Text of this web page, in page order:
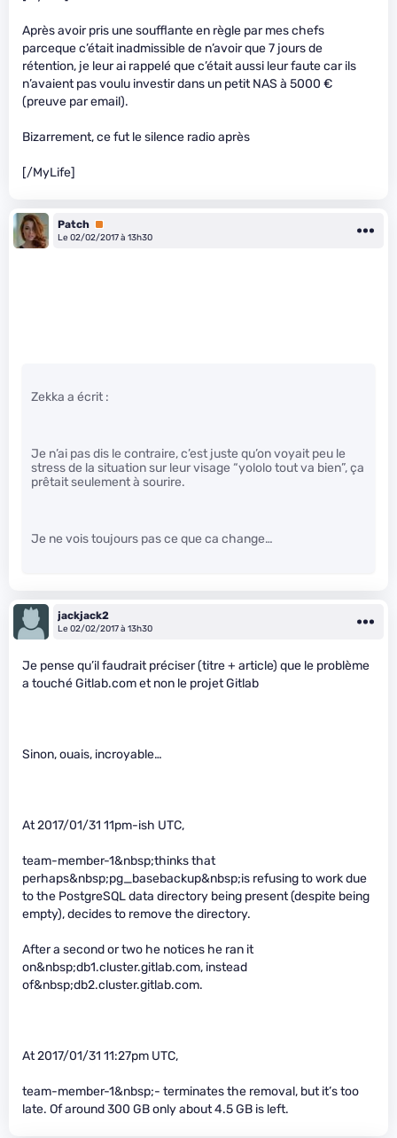
Après avoir pris une soufflante en règle par mes chefs
parceque c’était inadmissible de n’avoir que 7 jours de
rétention, je leur ai rappelé que c’était aussi leur faute car ils
n’avaient pas voulu investir dans un petit NAS à 5000 €
(preuve par email).
Bizarrement, ce fut le silence radio après
[/MyLife]
Patch Premium
Le 02/02/2017 à 13h30
Zekka a écrit :
Je n’ai pas dis le contraire, c’est juste qu’on voyait peu le
stress de la situation sur leur visage “yololo tout va bien”, ça
prêtait seulement à sourire.
Je ne vois toujours pas ce que ca change…
jackjack2
Le 02/02/2017 à 13h30
Je pense qu’il faudrait préciser (titre + article) que le problème
a touché Gitlab.com et non le projet Gitlab
Sinon, ouais, incroyable…
At 2017/01/31 11pm-ish UTC,
team-member-1&nbsp;thinks that
perhaps&nbsp;pg_basebackup&nbsp;is refusing to work due
to the PostgreSQL data directory being present (despite being
empty), decides to remove the directory.
After a second or two he notices he ran it
on&nbsp;db1.cluster.gitlab.com, instead
of&nbsp;db2.cluster.gitlab.com.
At 2017/01/31 11:27pm UTC,
team-member-1&nbsp;- terminates the removal, but it’s too
late. Of around 300 GB only about 4.5 GB is left.